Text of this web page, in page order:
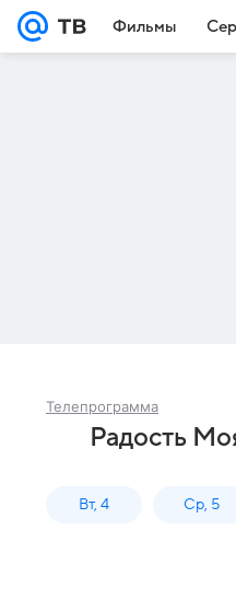
Фильмы
Телепрограмма
Радость
Вт, 4 Ср, 5